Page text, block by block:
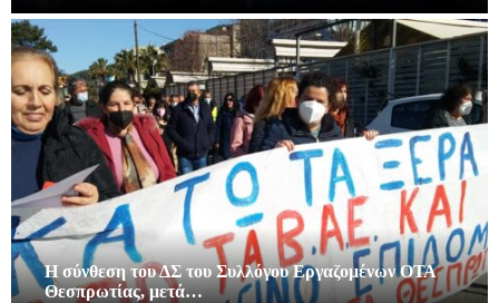
Η σύνθεση του ΔΣ του Συλλόγου Εργαζομένων ΟΤΑ
Θεσπρωτίας, μετά…